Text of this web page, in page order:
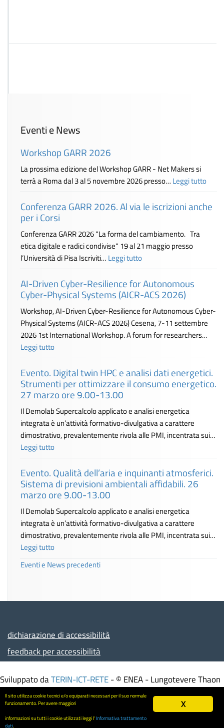
Eventi e News
Workshop GARR 2026
La prossima edizione del Workshop GARR - Net Makers si
terrà a Roma dal 3 al 5 novembre 2026 presso… Leggi tutto
Conferenza GARR 2026. Al via le iscrizioni anche
per i Corsi
Conferenza GARR 2026 "La forma del cambiamento. Tra
etica digitale e radici condivise" 19 al 21 maggio presso
l’Università di Pisa Iscriviti… Leggi tutto
AI-Driven Cyber-Resilience for Autonomous
Cyber-Physical Systems (AICR-ACS 2026)
Workshop, AI-Driven Cyber-Resilience for Autonomous Cyber-
Physical Systems (AICR-ACS 2026) Cesena, 7-11 settembre
2026 1st International Workshop. A forum for researchers…
Leggi tutto
Evento. Digital twin HPC e analisi dati energetici.
Strumenti per ottimizzare il consumo energetico.
27 marzo ore 9.00-13.00
Il Demolab Supercalcolo applicato e analisi energetica
integrata è un’attività formativo-divulgativa a carattere
dimostrativo, prevalentemente rivola alle PMI, incentrata sui…
Leggi tutto
Evento. Qualità dell’aria e inquinanti atmosferici.
Sistema di previsioni ambientali affidabili. 26
marzo ore 9.00-13.00
Il Demolab Supercalcolo applicato e analisi energetica
integrata è un’attività formativo-divulgativa a carattere
dimostrativo, prevalentemente rivola alle PMI, incentrata sui…
Leggi tutto
Eventi e News precedenti
dichiarazione di accessibilità
feedback per accessibilità
Sviluppato daTERIN-ICT-RETE - © ENEA - Lungotevere Thaon
di Revel, 76 - 00196 ROMA – Italia - Partita IVA
00985801000 - Codice Fiscale 01320740580
Informativa trattamento dati-Mappa del sito
X
Il sito utilizza cookie tecnici e/o equiparati necessari per il suo normale
funzionamento. Per avere maggiori
informazioni su tutti i cookie utilizzati leggi l'Informativa trattamento
dati.
Screen